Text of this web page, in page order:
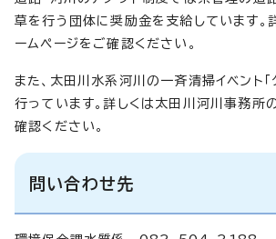
草を行う団体に奨励金を支給しています。
ームページをご確認ください。
また、太田川水系河川の一斉清掃イベント「
行っています。詳しくは太田川河川事務所
確認ください。
問い合わせ先